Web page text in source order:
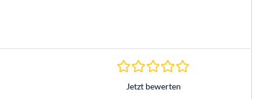
0.0 Sterne bei 0
Jetzt bewerten